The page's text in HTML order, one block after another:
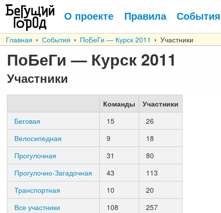
О проекте Правила События
Главная События ПоБеГи — Курск 2011 Участники
ПоБеГи — Курск 2011
Участники
Команды
Участники
Беговая
15
26
Велосипедная
9
18
Прогулочная
31
80
Прогулочно-Загадочная
43
113
Транспортная
10
20
Все участники
108 257